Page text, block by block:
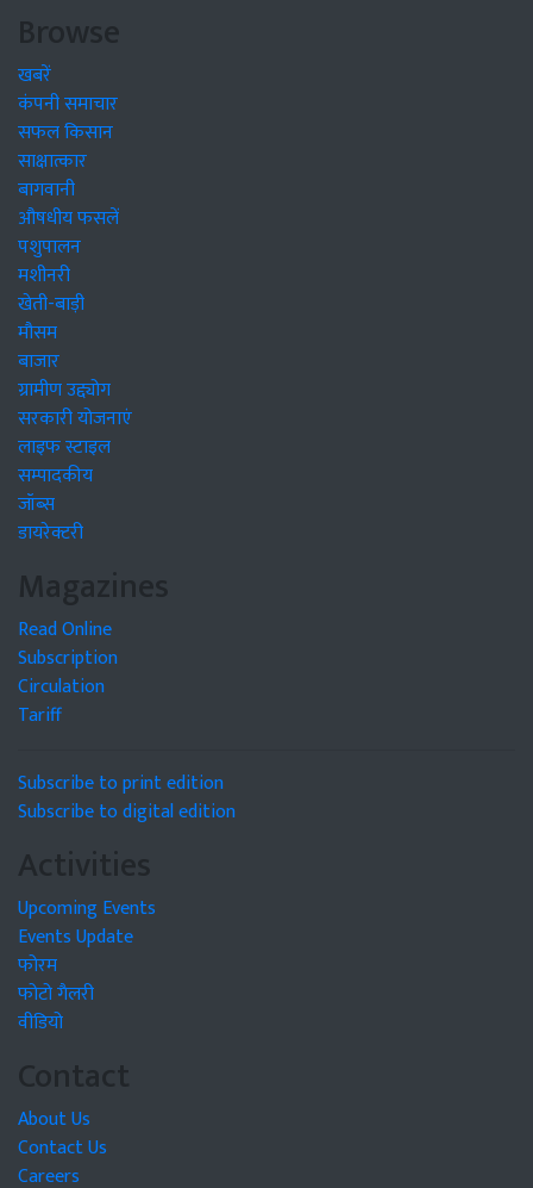
Browse
खबरें
कंपनी समाचार
सफल किसान
साक्षात्कार
बागवानी
औषधीय फसलें
पशुपालन
मशीनरी
खेती-बाड़ी
मौसम
बाजार
ग्रामीण उद्द्योग
सरकारी योजनाएं
लाइफ स्टाइल
सम्पादकीय
जॉब्स
डायरेक्टरी
Magazines
Read Online
Subscription
Circulation
Tariff
Subscribe to print edition
Subscribe to digital edition
Activities
Upcoming Events
Events Update
फोरम
फोटो गैलरी
वीडियो
Contact
About Us
Contact Us
Careers